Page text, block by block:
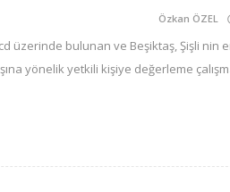
Özkan ÖZEL
üzerinde bulunan ve Beşiktaş, Şişli nin
yönelik yetkili kişiye değerleme